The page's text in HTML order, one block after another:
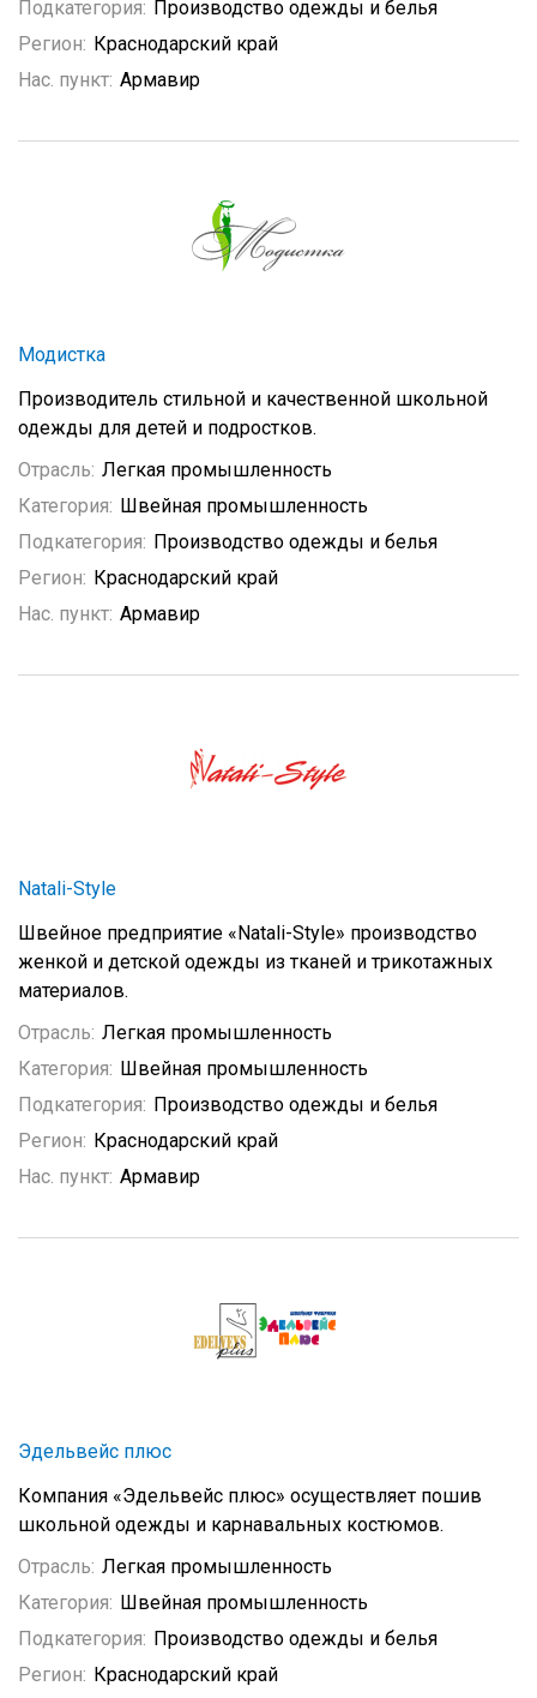
Подкатегория: Производство одежды и белья
Регион: Краснодарский край
Нас. пункт: Армавир
Модистка
Производитель стильной и качественной школьной
одежды для детей и подростков.
Отрасль: Легкая промышленность
Категория: Швейная промышленность
Подкатегория: Производство одежды и белья
Регион: Краснодарский край
Нас. пункт: Армавир
Natali-Style
Швейное предприятие «Natali-Style» производство
женкой и детской одежды из тканей и трикотажных
материалов.
Отрасль: Легкая промышленность
Категория: Швейная промышленность
Подкатегория: Производство одежды и белья
Регион: Краснодарский край
Нас. пункт: Армавир
Эдельвейс плюс
Компания «Эдельвейс плюс» осуществляет пошив
школьной одежды и карнавальных костюмов.
Отрасль: Легкая промышленность
Категория: Швейная промышленность
Подкатегория: Производство одежды и белья
Регион: Краснодарский край